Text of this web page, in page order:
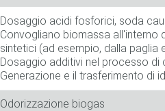
Dosaggio acidi fosforici, soda
Convogliano biomassa
sintetici (ad esempio, dalla paglia
Dosaggio additivi nel processo di
Generazione e il trasferimento di
Odorizzazione biogas